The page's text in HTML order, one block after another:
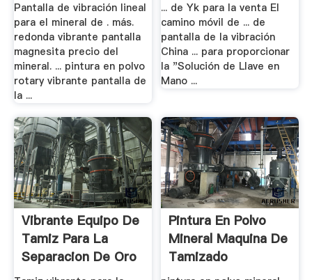
Pantalla de vibración lineal
para el mineral de . más.
redonda vibrante pantalla
magnesita precio del
mineral. ... pintura en polvo
rotary vibrante pantalla de
la ...
... de Yk para la venta El
camino móvil de ... de
pantalla de la vibración
China ... para proporcionar
la "Solución de Llave en
Mano ...
Vibrante Equipo De
Tamiz Para La
Separacion De Oro
Pintura En Polvo
Mineral Maquina De
Tamizado